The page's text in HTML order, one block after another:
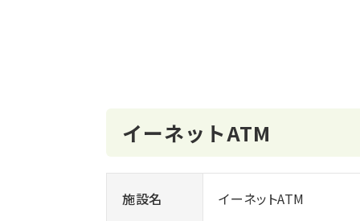
イーネットATM
施設名 イーネットATM